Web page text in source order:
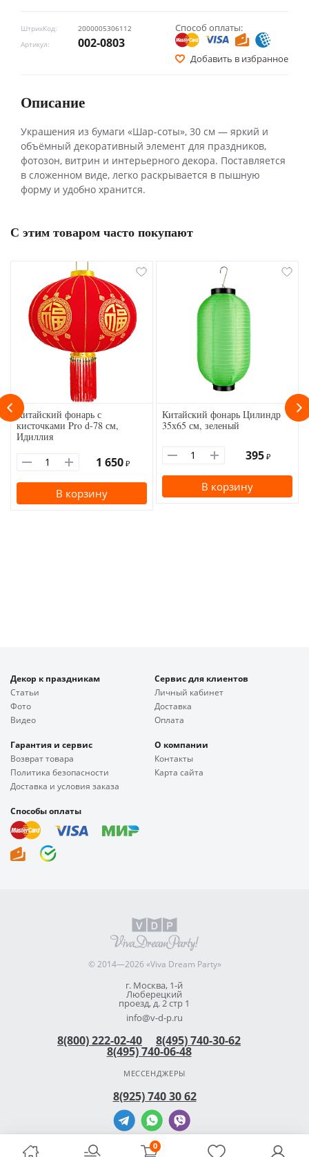
0
ШтрихКод:
2000005306112
Артикул:
002-0803
Способ оплаты:
Добавить в избранное
Описание
Украшения из бумаги «Шар-соты», 30 см — яркий и
объёмный декоративный элемент для праздников,
фотозон, витрин и интерьерного декора. Поставляется
в сложенном виде, легко раскрывается в пышную
форму и удобно хранится.
С этим товаром часто покупают
Китайский фонарь с
кисточками Pro d-78 см,
Идиллия
1 650 ₽
В корзину
Китайский фонарь Цилиндр
35х65 см, зеленый
395 ₽
В корзину
Декор к праздникам
Статьи
Фото
Видео
Сервис для клиентов
Личный кабинет
Доставка
Оплата
Гарантия и сервис
Возврат товара
Политика безопасности
Доставка и условия заказа
О компании
Контакты
Карта сайта
Способы оплаты
© 2014—2026 «Viva Dream Party»
г. Москва, 1-й
Люберецкий
проезд, д. 2 стр 1
info@v-d-p.ru
8(800) 222-02-40 8(495) 740-30-62
8(495) 740-06-48
МЕССЕНДЖЕРЫ
8(925) 740 30 62